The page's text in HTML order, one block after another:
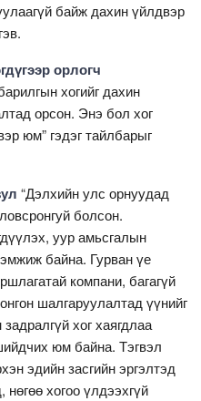
байж дахин үйлдвэр
орлогч
хогийг дахин
орсон. Энэ бол хог
юм” гэдэг тайлбарыг
“Дэлхийн улс орнуудад
болсон.
уур амьсгалын
байна. Гурван үе
компани, багагүй
шалгаруулалтад үүнийг
хог хаягдлаа
юм байна. Тэгвэл
эдийн засгийн эргэлтэд
хогоо үлдээхгүй